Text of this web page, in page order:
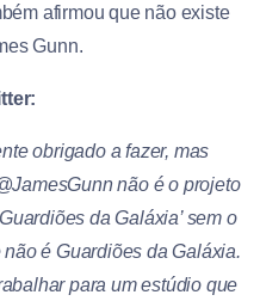
afirmou que não existe
Gunn.
obrigado a fazer, mas
não é o projeto
da Galáxia’ sem o
é Guardiões da Galáxia.
para um estúdio que